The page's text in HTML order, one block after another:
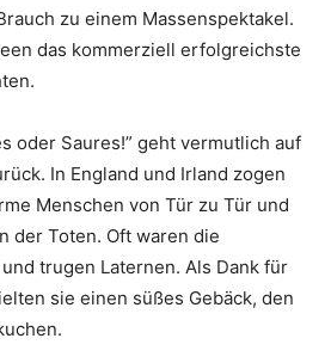
zu einem Massenspektakel.
das kommerziell erfolgreichste
oder Saures!” geht vermutlich auf
In England und Irland zogen
Menschen von Tür zu Tür und
der Toten. Oft waren die
trugen Laternen. Als Dank für
sie einen süßes Gebäck, den